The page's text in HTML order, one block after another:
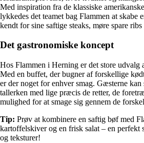
Med inspiration fra de klassiske
lykkedes det teamet bag Flammen at skabe
kendt for sine saftige steaks, møre spare
Det gastronomiske koncept
Hos Flammen i Herning er det store udvalg
Med en buffet, der bugner af forskellige
er der noget for enhver smag. Gæsterne kan
tallerken med lige præcis de retter, de
mulighed for at smage sig gennem de
Tip: Prøv at kombinere en saftig bøf med
kartoffelskiver og en frisk salat – en perfekt
og teksturer!